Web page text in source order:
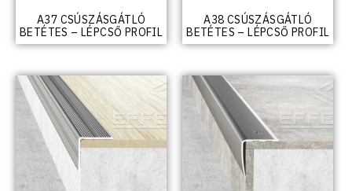
A37 CSÚSZÁSGÁTLÓ
BETÉTES – LÉPCSŐ PROFIL
A38 CSÚSZÁSGÁTLÓ
BETÉTES – LÉPCSŐ PROFIL